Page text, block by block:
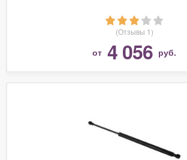
(Отзывы 1)
от 4 056 руб.